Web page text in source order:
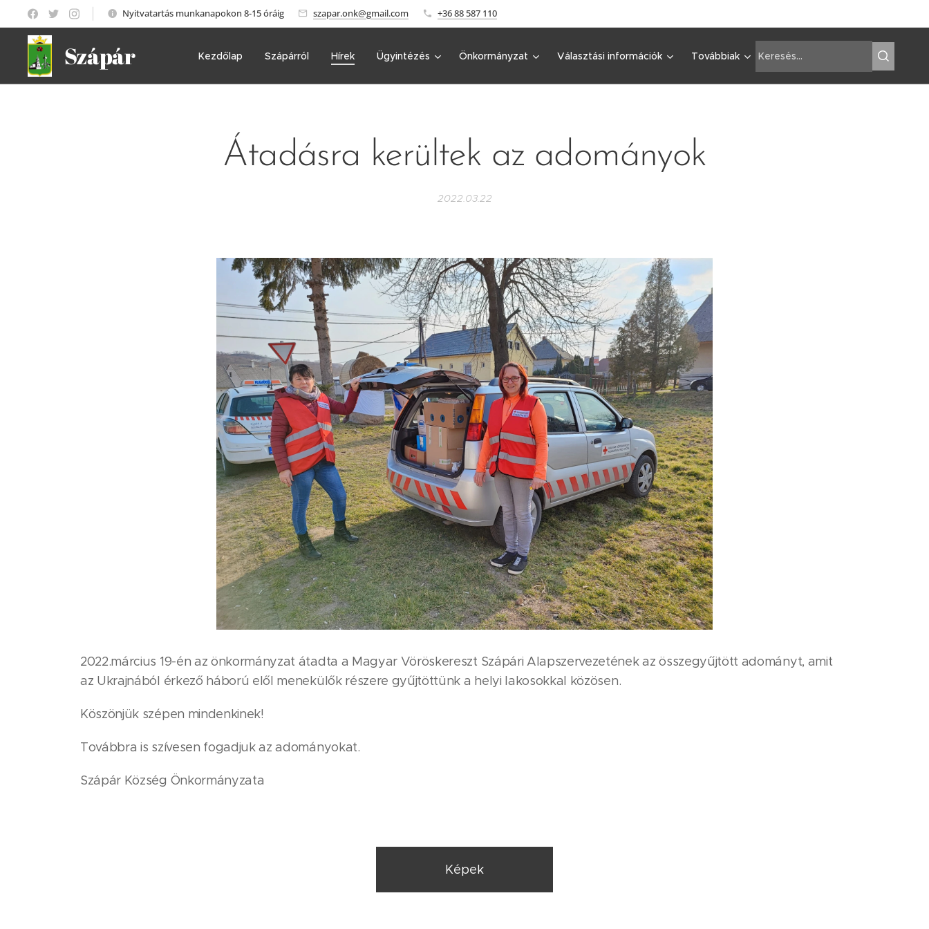
Nyitvatartás munkanapokon 8-15 óráig szapar.onk@gmail.com +36 88 587 110
Szápár Kezdőlap Szápárról Hírek Ügyintézés Önkormányzat Választási információk Továbbiak
Átadásra kerültek az adományok
2022.03.22
2022.március 19-én az önkormányzat átadta a Magyar Vöröskereszt Szápári Alapszervezetének az összegyűjtött adományt, amit
az Ukrajnából érkező háború elől menekülők részere gyűjtöttünk a helyi lakosokkal közösen.
Köszönjük szépen mindenkinek!
Továbbra is szívesen fogadjuk az adományokat.
Szápár Község Önkormányzata
Képek